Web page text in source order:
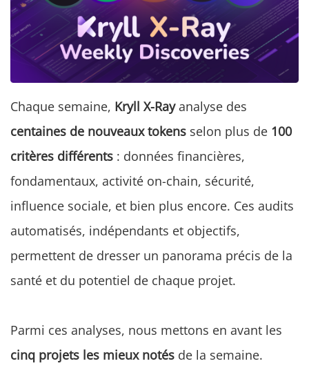
Chaque semaine, Kryll X-Rayanalyse des
centaines de nouveaux tokens selon plus de 100
critères différents : données financières,
fondamentaux, activité on-chain, sécurité,
influence sociale, et bien plus encore. Ces audits
automatisés, indépendants et objectifs,
permettent de dresser un panorama précis de la
santé et du potentiel de chaque projet.
Parmi ces analyses, nous mettons en avant les
cinq projets les mieux notés de la semaine.